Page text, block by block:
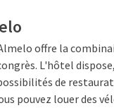
offre la
L'hôtel
de
pouvez louer des